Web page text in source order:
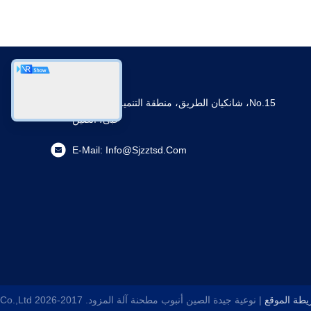
No.15، شانكيان الطريق، منطقة التنمية الاقتصادية،
خبى، الصين
E-Mail: Info@sjzztsd.com
الموقع | نوعية جيدة الصين أنبوب مطحنة آلة المزود. 2017-2026